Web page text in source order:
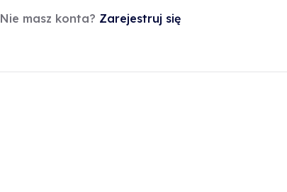
Nie masz konta? Zarejestruj się